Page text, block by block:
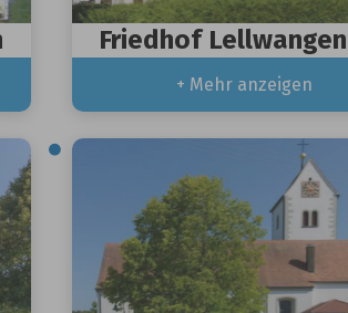
Friedhof Lellwangen
+ Mehr anzeigen